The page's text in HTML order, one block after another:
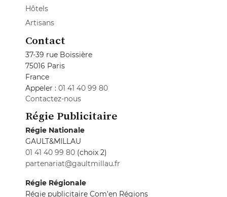
Hôtels
Artisans
Contact
37-39 rue Boissière
75016 Paris
France
Appeler : 01 41 40 99 80
Contactez-nous
Régie Publicitaire
Régie Nationale
GAULT&MILLAU
01 41 40 99 80 (choix 2)
partenariat@gaultmillau.fr
Régie Régionale
Régie publicitaire Com'en Régions